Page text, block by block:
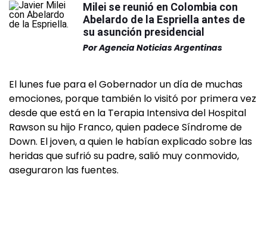
Milei se reunió en Colombia con
Abelardo de la Espriella antes de
su asunción presidencial
PorAgencia Noticias Argentinas
El lunes fue para el Gobernador un día de muchas
emociones, porque también lo visitó por primera vez
desde que está en la Terapia Intensiva del Hospital
Rawson su hijo Franco, quien padece Síndrome de
Down. El joven, a quien le habían explicado sobre las
heridas que sufrió su padre, salió muy conmovido,
aseguraron las fuentes.